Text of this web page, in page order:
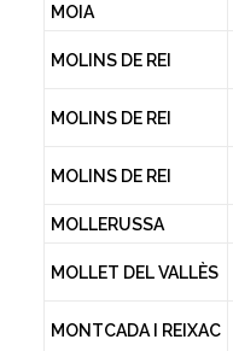
MOIA
MOLINS DE REI
MOLINS DE REI
MOLINS DE REI
MOLLERUSSA
MOLLET DEL VALLÈS
MONTCADA I REIXAC